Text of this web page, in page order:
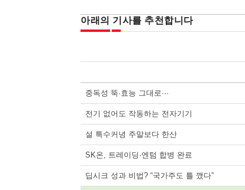
아래의 기사를 추천합니다
중독성 뚝·효능 그대로···
전기 없어도 작동하는 전자기기
설 특수커녕 주말보다 한산
SK온, 트레이딩·엔텀 합병 완료
딥시크 성과 비법? “국가주도 틀 깼다”